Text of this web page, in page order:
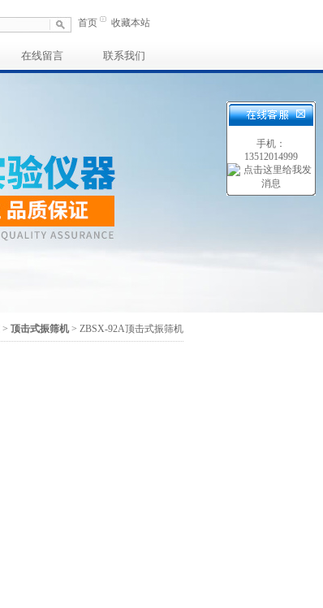
首页 收藏本站
在线留言 联系我们
> 顶击式振筛机 > ZBSX-92A顶击式振筛机
手机：
13512014999